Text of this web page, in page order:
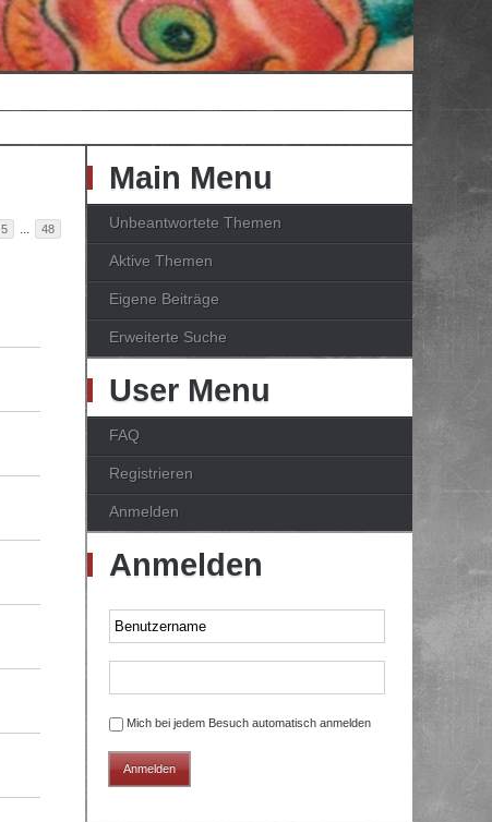
5 ... 48
Main Menu
Unbeantwortete Themen
Aktive Themen
Eigene Beiträge
Erweiterte Suche
User Menu
FAQ
Registrieren
Anmelden
Anmelden
Mich bei jedem Besuch automatisch anmelden